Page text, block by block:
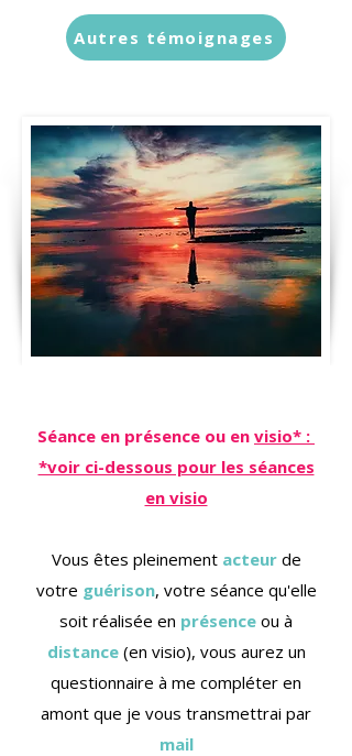
Autres témoignages
Séance en présence ou en visio* :
*voir ci-dessous pour les séances
en visio
Vous êtes pleinement acteurde
votre guérison, votre séance qu'elle
soit réalisée en présence ou à
distance(en visio), vous aurez un
questionnaire à me compléter en
amont que je vous transmettrai par
mail